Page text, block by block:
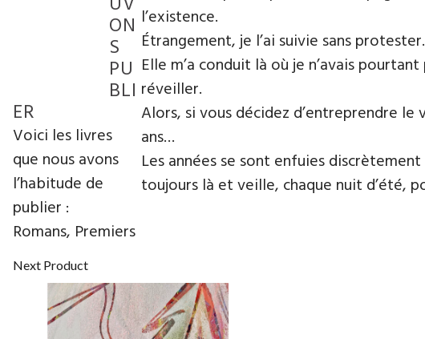
l’existence.
Étrangement, je l’ai suivie sans protester.
Elle m’a conduit là où je n’avais
réveiller.
Alors, si vous décidez d’entreprendre
ans…
Les années se sont enfuies
toujours là et veille, chaque nuit d’été,
Next Product
ON
S
PU
BLI
ER
Voici les livres
que nous avons
l’habitude de
publier :
Romans, Premiers